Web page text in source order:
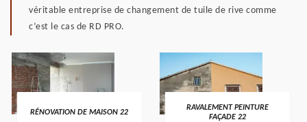
véritable entreprise de changement de tuile de rive comme
c’est le cas de RD PRO.
RÉNOVATION DE MAISON 22
RAVALEMENT PEINTURE
FAÇADE 22